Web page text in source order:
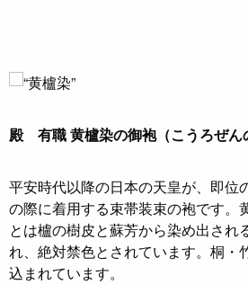
殿 有職 黄櫨染の御袍（こうろぜん
平安時代以降の日本の天皇が、即位
の際に着用する束帯装束の袍です。
とは櫨の樹皮と蘇芳から染め出され
れ、絶対禁色とされています。桐・
込まれています。